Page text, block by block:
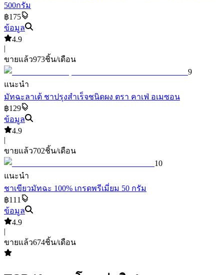
500กรัม
฿175
ข้อมูล
4.9
|
ขายแล้ว973ชิ้น/เดือน
9
แนะนำ
มัทฉะลาเต้ ชาปรุงสำเร็จชนิดผง ตรา คาเฟ่ อเมซอน
฿129
ข้อมูล
4.9
|
ขายแล้ว702ชิ้น/เดือน
10
แนะนำ
ชาเขียวมัทฉะ 100% เกรดพรีเมี่ยม 50 กรัม
฿111
ข้อมูล
4.9
|
ขายแล้ว674ชิ้น/เดือน